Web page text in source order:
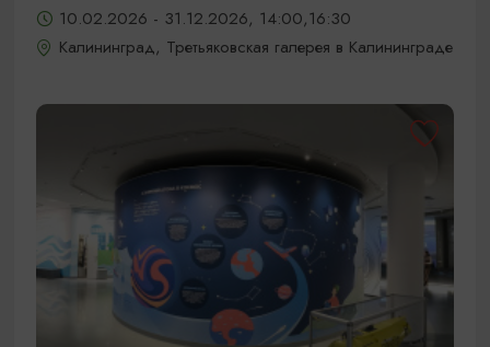
10.02.2026 - 31.12.2026, 14:00,16:30
Калининград, Третьяковская галерея в Калининграде